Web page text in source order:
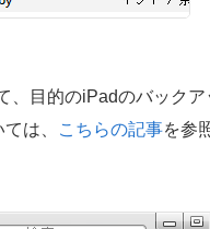
目的のiPadのバックア
は、
こちらの記事を参